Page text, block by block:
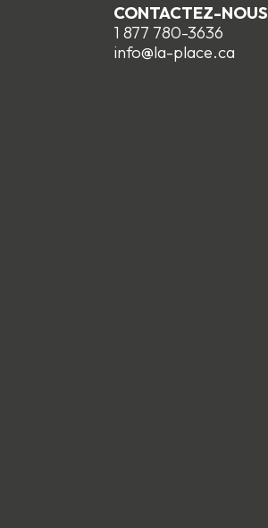
CONTACTEZ-NOUS
1 877 780-3636
info@la-place.ca